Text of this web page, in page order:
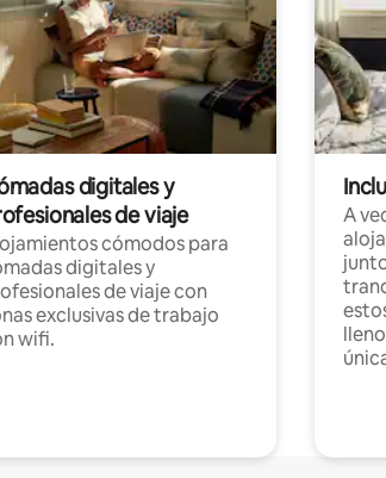
digitales y
de viaje
cómodos para
digitales y
de viaje con
exclusivas de trabajo
wifi.
A